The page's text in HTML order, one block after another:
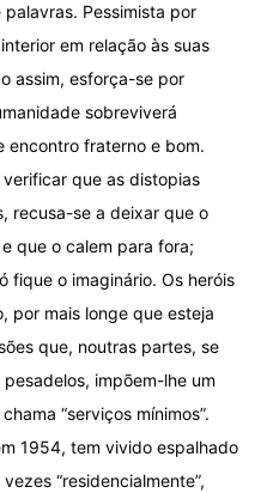
Pessimista por
em relação às suas
assim, esforça-se por
sobreviverá
encontro fraterno e bom.
que as distopias
recusa-se a deixar que o
que o calem para fora;
fique o imaginário. Os heróis
por mais longe que esteja
que, noutras partes, se
impõem-lhe um
“serviços mínimos”.
1954, tem vivido espalhado
“residencialmente”,